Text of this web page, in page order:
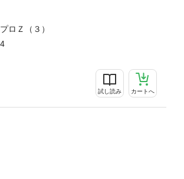
ロＺ（３）
試し読み カートへ